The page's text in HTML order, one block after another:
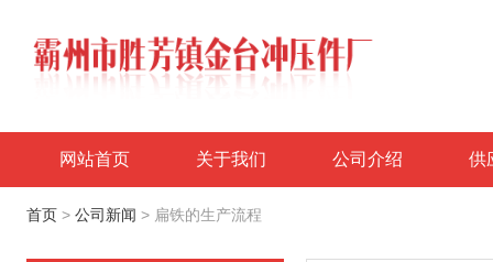
网站首页 关于我们 公司介绍 供
首页 > 公司新闻 > 扁铁的生产流程